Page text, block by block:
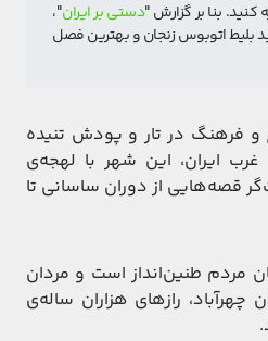
کنید. بنا بر گزارش "دستی بر ایران
و فرهنگ در تار و پودش تنیده
ایران، این شهر با لهجه‌ی
قصه‌هایی از دوران ساسانی تا
مردم طنین‌انداز است و مردان
رازهای هزاران ساله‌ی